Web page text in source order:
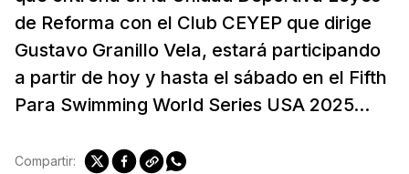
de Reforma con el Club CEYEP que dirige
Gustavo Granillo Vela, estará participando
a partir de hoy y hasta el sábado en el Fifth
Para Swimming World Series USA 2025...
Compartir: